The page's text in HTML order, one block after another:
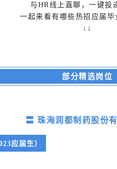
与HR线上直聊，一键投
一起来看有哪些热招应届
↓↓
部分精选岗位
〓 珠海润 都制药股份
应届生）